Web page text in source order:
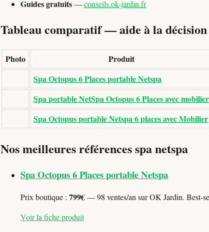
Guides gratuits—conseils.ok-jardin.fr
Tableau comparatif — aide à la décision
Photo Produit
Spa Octopus 6 Places portable Netspa
Spa portable NetSpa Octopus 6 Places avec mobilier
Spa Octopus portable Netspa 6 places avec Mobilier
Nos meilleures références spa netspa
Spa Octopus 6 Places portable Netspa
Prix boutique : 799€— 98 ventes/an sur OK Jardin. Best-
Voir la fiche produit